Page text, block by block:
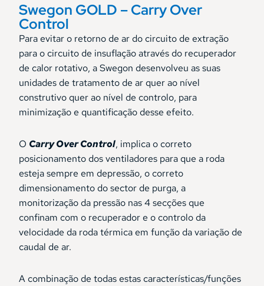
Swegon GOLD – Carry Over
Control
Para evitar o retorno de ar do circuito de extração
para o circuito de insuflação através do recuperador
de calor rotativo, a Swegon desenvolveu as suas
unidades de tratamento de ar quer ao nível
construtivo quer ao nível de controlo, para
minimização e quantificação desse efeito.
O Carry Over Control, implica o correto
posicionamento dos ventiladores para que a roda
esteja sempre em depressão, o correto
dimensionamento do sector de purga, a
monitorização da pressão nas 4 secções que
confinam com o recuperador e o controlo da
velocidade da roda térmica em função da variação de
caudal de ar.
A combinação de todas estas características/funções